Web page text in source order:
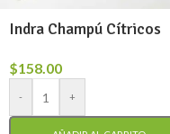
Indra Champú Cítricos
$158.00
- +